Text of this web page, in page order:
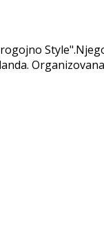
Organizovana